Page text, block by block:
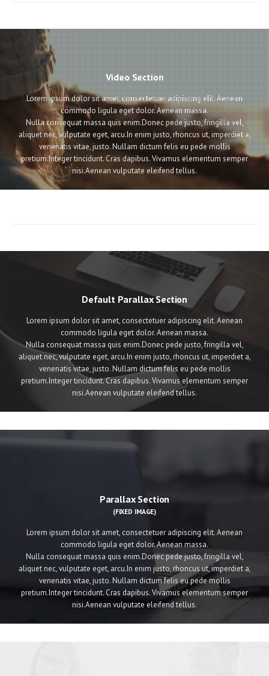
Video Section
Lorem ipsum dolor sit amet, consectetuer adipiscing elit. Aenean
commodo ligula eget dolor. Aenean massa.
Nulla consequat massa quis enim.Donec pede justo, fringilla vel,
aliquet nec, vulputate eget, arcu.In enim justo, rhoncus ut, imperdiet a,
venenatis vitae, justo. Nullam dictum felis eu pede mollis
pretium.Integer tincidunt. Cras dapibus. Vivamus elementum semper
nisi.Aenean vulputate eleifend tellus.
Default Parallax Section
Lorem ipsum dolor sit amet, consectetuer adipiscing elit. Aenean
commodo ligula eget dolor. Aenean massa.
Nulla consequat massa quis enim.Donec pede justo, fringilla vel,
aliquet nec, vulputate eget, arcu.In enim justo, rhoncus ut, imperdiet a,
venenatis vitae, justo. Nullam dictum felis eu pede mollis
pretium.Integer tincidunt. Cras dapibus. Vivamus elementum semper
nisi.Aenean vulputate eleifend tellus.
Parallax Section
(FIXED IMAGE)
Lorem ipsum dolor sit amet, consectetuer adipiscing elit. Aenean
commodo ligula eget dolor. Aenean massa.
Nulla consequat massa quis enim.Donec pede justo, fringilla vel,
aliquet nec, vulputate eget, arcu.In enim justo, rhoncus ut, imperdiet a,
venenatis vitae, justo. Nullam dictum felis eu pede mollis
pretium.Integer tincidunt. Cras dapibus. Vivamus elementum semper
nisi.Aenean vulputate eleifend tellus.